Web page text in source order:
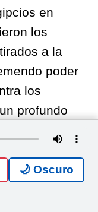
en
los
a la
poder
los
profundo
>
🌙 Oscuro